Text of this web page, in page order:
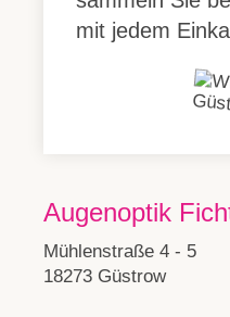
mit jedem
Augenoptik
Mühlenstraße 4 - 5
18273 Güstrow